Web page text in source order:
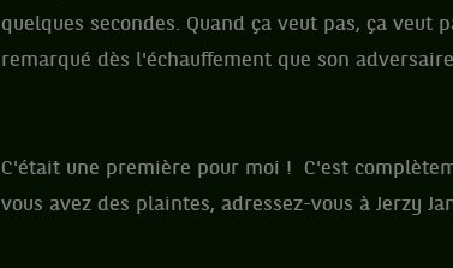
quelques secondes. Quand ça veut pas, ça
remarqué dès l'échauffement que son
C'était une première pour moi ! C'est
vous avez des plaintes, adressez-vous à Jerzy